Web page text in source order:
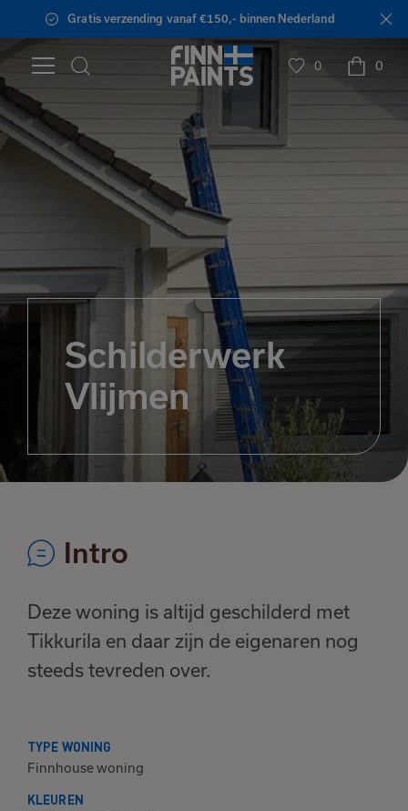
Gratis verzending vanaf €150,- binnen Nederland
0 0
Schilderwerk
Vlijmen
Intro
Deze woning is altijd geschilderd met
Tikkurila en daar zijn de eigenaren nog
steeds tevreden over.
TYPE WONING
Finnhouse woning
KLEUREN